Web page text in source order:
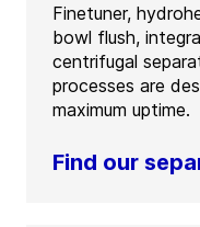
Finetuner,
bowl flush,
centrifugal
processes are
maximum uptime.
Find our